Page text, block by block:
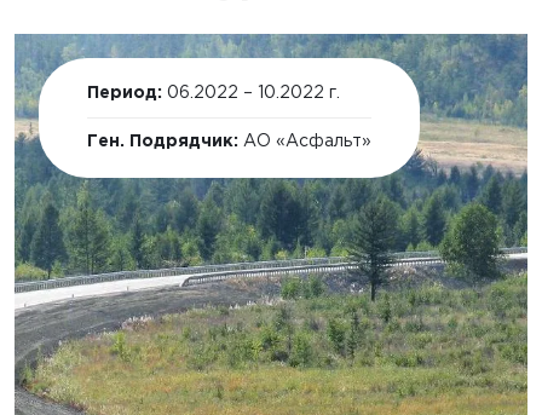
Период: 06.2022 – 10.2022 г.
Ген. Подрядчик: АО «Асфальт»